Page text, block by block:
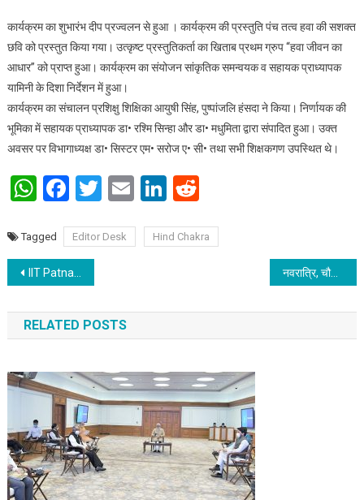
कार्यक्रम का शुभारंभ दीप प्रज्वलन से हुआ । कार्यक्रम की प्रस्तुति पंच तत्व हवा की सशक्त
छवि को प्रस्तुत किया गया। उत्कृष्ट प्रस्तुतिकर्ता का खिताब प्रथम ग्रुप “हवा जीवन का
आधार” को प्राप्त हुआ। कार्यक्रम का संयोजन सांकृतिक समन्वयक व सहायक प्राध्यापक
यामिनी के दिशा निर्देशन में हुआ।
कार्यक्रम का संचालन प्रशिक्षु शिक्षिका आयुषी सिंह, पुष्पांजलि हंसदा ने किया। निर्णायक की
भूमिका में सहायक प्राध्यापक डा• रश्मि सिन्हा और डा• मधुमिता द्वारा संपादित हुआ। उक्त
अवसर पर विभागाध्यक्ष डा• सिस्टर एम• सरोज ए• सी• तथा सभी शिक्षकगण उपस्थित थे।
WhatsApp
Facebook
Twitter
EmailLinkedIn
Reddit
Tagged Editor Desk Hind Chakra
Post navigation
IIT Patna Partners with Leading Ed- Tech Companies to Launch Industry- Relevant Certificate Courses नवरात्रि, चौथा दिन: चौथा स्वरूप कूष्मांडा माता की करें आराधना
RELATED POSTS